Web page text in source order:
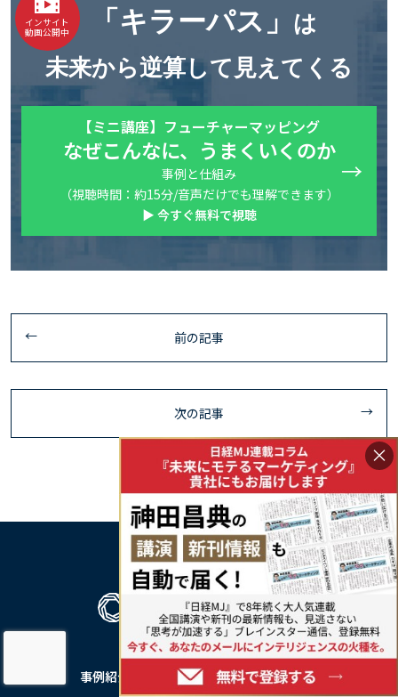
インサイト
動画公開中 「キラーパス」 は
未来から逆算して見えてくる
【ミニ講座】フューチャーマッピング
なぜこんなに、うまくいくのか
事例と仕組み
（視聴時間：約15分/音声だけでも理解できます）
▶ 今すぐ無料で視聴
前の記事
次の記事
×
事例紹介 私たちについて